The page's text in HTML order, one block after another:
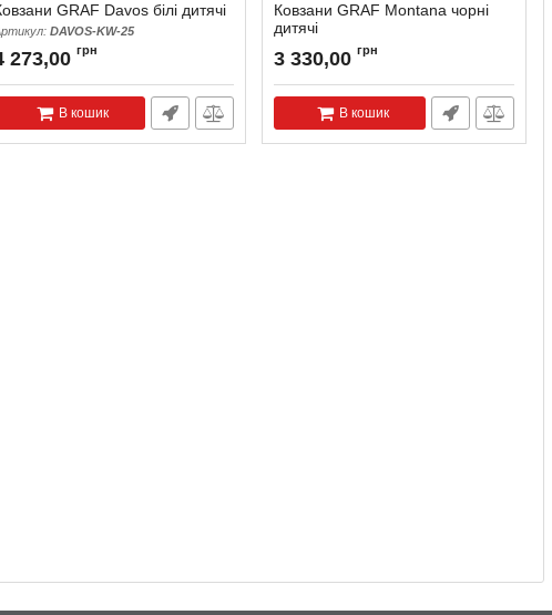
GRAF Davos білі дитячі
DAVOS-KW-25
273,00 грн
В кошик
Ковзани GRAF Montana чорні
дитячі
MONTANA-KB-25
3 330,00 грн
В кошик